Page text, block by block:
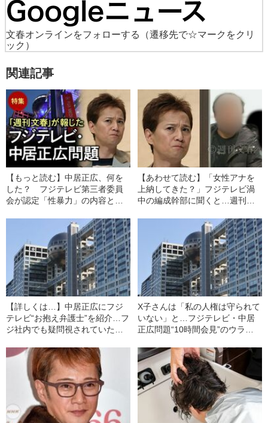
文春オンラインをフォローする
（遷移先で☆マークをクリ
ック）
関連記事
【もっと読む】中居正広、何を
した？ フジテレビ第三者委員
会が認定「性暴力」の内容と
【あわせて読む】「女性アナを
上納してきた？」フジテレビ渦
中の編成幹部に聞くと…週刊文
【詳しくは…】中居正広にフジ
テレビ“お抱え弁護士”を紹介…フ
ジ社内でも疑問視されていた
【週刊文春全文公開】
X子さんは「私の人権は守られて
いない」と…フジテレビ・中居
正広問題“10時間会見”のウラで
退任へ》